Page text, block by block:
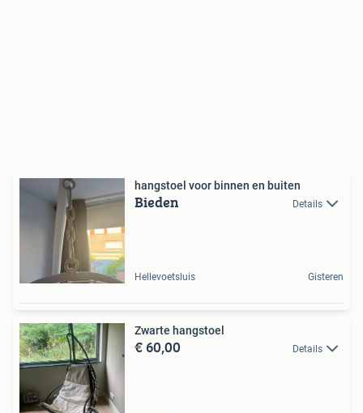
hangstoel voor binnen en buiten
Bieden Details
Hellevoetsluis Gisteren
Zwarte hangstoel
€ 60,00 Details